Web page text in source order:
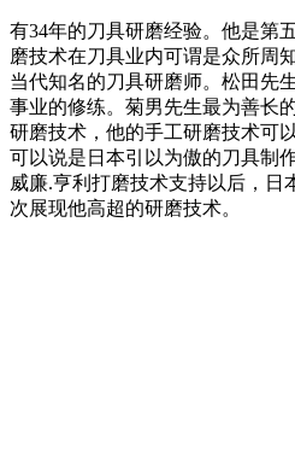
有34年的刀具研磨经验。他是第
磨技术在刀具业内可谓是众所周
当代知名的刀具研磨师。松田先
事业的修练。菊男先生最为善长
研磨技术，他的手工研磨技术可
可以说是日本引以为傲的刀具制
威廉.亨利打磨技术支持以后，日
次展现他高超的研磨技术。